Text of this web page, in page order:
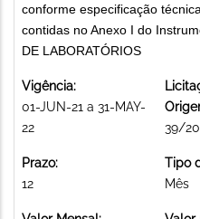
conforme especificação
contidas no Anexo I do
DE LABORATÓRIOS
Vigência:
01-JUN-21 a 31-MAY-
22
39/
Prazo:
12
Tipo
Mês